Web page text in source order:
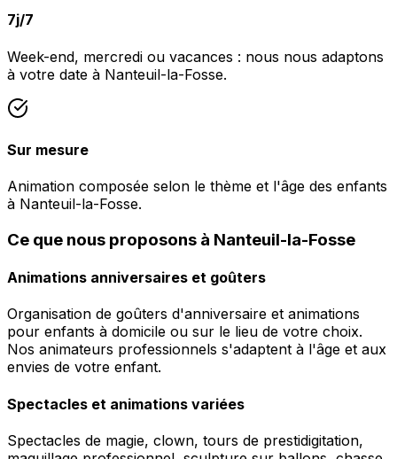
7j/7
Week-end, mercredi ou vacances : nous nous adaptons
à votre date à Nanteuil-la-Fosse.
Sur mesure
Animation composée selon le thème et l'âge des enfants
à Nanteuil-la-Fosse.
Ce que nous proposons à Nanteuil-la-Fosse
Animations anniversaires et goûters
Organisation de goûters d'anniversaire et animations
pour enfants à domicile ou sur le lieu de votre choix.
Nos animateurs professionnels s'adaptent à l'âge et aux
envies de votre enfant.
Spectacles et animations variées
Spectacles de magie, clown, tours de prestidigitation,